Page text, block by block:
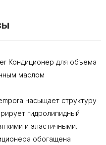
Кондиционер для объема
маслом
насыщает структуру
гидролипидный
и эластичными.
обогащена